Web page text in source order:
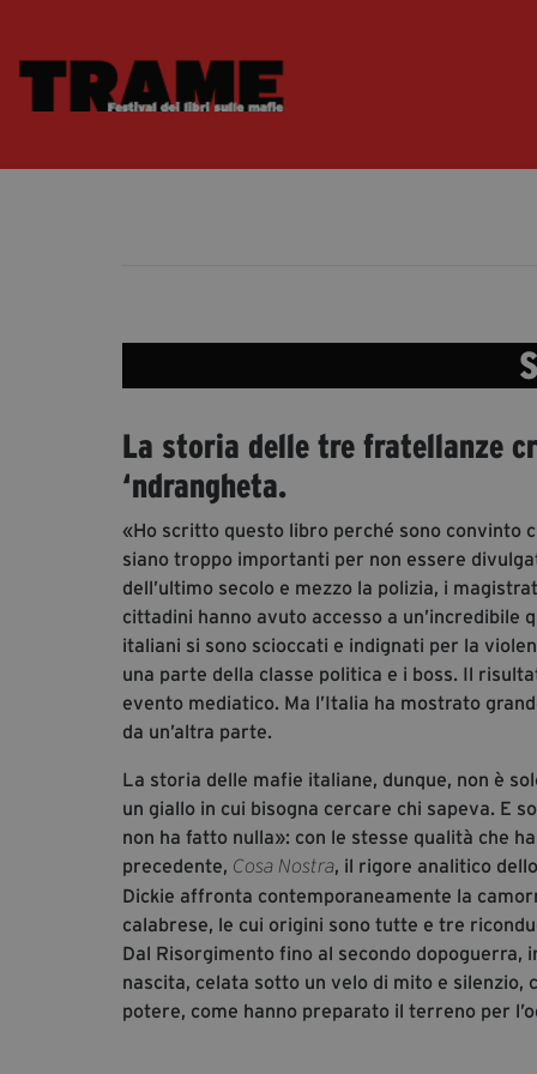
La storia delle tre fratellanze
‘ndrangheta.
«Ho scritto questo libro perché sono convinto
siano troppo importanti per non essere
dell’ultimo secolo e mezzo la polizia, i
cittadini hanno avuto accesso a
italiani si sono scioccati e indignati per la
una parte della classe politica e i boss. Il
evento mediatico. Ma l’Italia ha mostrato
da un’altra parte.
La storia delle mafie italiane, dunque, non è
un giallo in cui bisogna cercare chi sapeva. E
non ha fatto nulla»: con le stesse qualità che
precedente, Cosa Nostra, il rigore analitico
Dickie affronta contemporaneamente la
calabrese, le cui origini sono tutte e tre
Dal Risorgimento fino al secondo
nascita, celata sotto un velo di mito e
potere, come hanno preparato il terreno per